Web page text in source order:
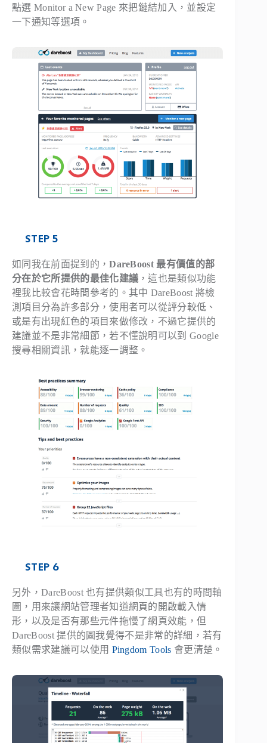
點選 Monitor a New Page 來把鏈結加入，並設定
一下通知等選項。
STEP 5
如同我在前面提到的，DareBoost 最有價值的部
分在於它所提供的最佳化建議 ，這也是類似功能
裡我比較會花時間參考的。其中 DareBoost 將檢
測項目分為許多部分，使用者可以從評分較低、
或是有出現紅色的項目來做修改，不過它提供的
建議並不是非常細節，若不懂說明可以到 Google
搜尋相關資訊，就能逐一調整。
STEP 6
另外，DareBoost 也有提供類似工具也有的時間軸
圖，用來讓網站管理者知道網頁的開啟載入情
形，以及是否有那些元件拖慢了網頁效能，但
DareBoost 提供的圖我覺得不是非常的詳細，若有
類似需求建議可以使用 Pingdom Tools 會更清楚。